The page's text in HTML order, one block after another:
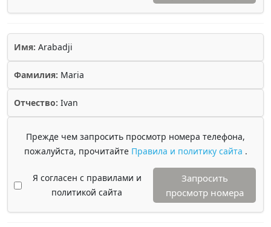
Имя: Arabadji
Фамилия: Maria
Отчество: Ivan
Прежде чем запросить просмотр номера телефона,
пожалуйста, прочитайте Правила и политику сайта .
Я согласен с правилами и
политикой сайта
Запросить
просмотр номера